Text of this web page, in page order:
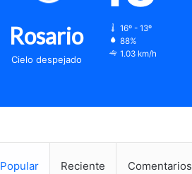
Rosario
Cielo despejado
16º - 13º
88%
1.03 km/h
Popular Reciente Comentarios